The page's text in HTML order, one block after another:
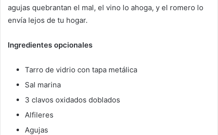
agujas quebrantan el mal, el vino lo ahoga, y el romero lo
envía lejos de tu hogar.
Ingredientes opcionales
Tarro de vidrio con tapa metálica
Sal marina
3 clavos oxidados doblados
Alfileres
Agujas